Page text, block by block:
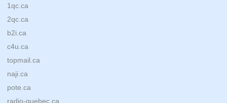
1qc.ca
2qc.ca
b2i.ca
c4u.ca
topmail.ca
naji.ca
pote.ca
radio-quebec.ca